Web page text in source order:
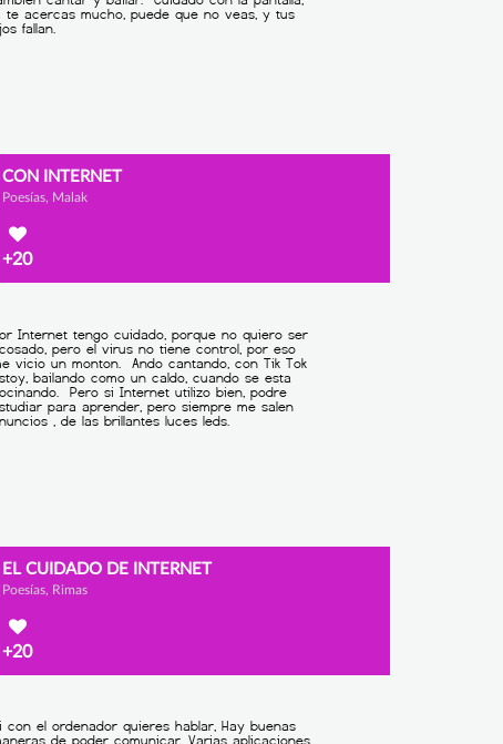
CON INTERNET
Poesías, Malak
+20
EL CUIDADO DE INTERNET
Poesías, Rimas
+20